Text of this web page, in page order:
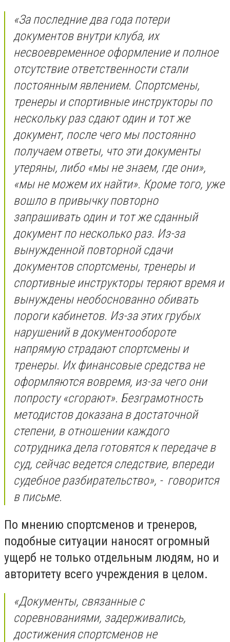
«За последние два года потери
документов внутри клуба, их
несвоевременное оформление и полное
отсутствие ответственности стали
постоянным явлением. Спортсмены,
тренеры и спортивные инструкторы по
нескольку раз сдают один и тот же
документ, после чего мы постоянно
получаем ответы, что эти документы
утеряны, либо «мы не знаем, где они»,
«мы не можем их найти». Кроме того, уже
вошло в привычку повторно
запрашивать один и тот же сданный
документ по несколько раз. Из-за
вынужденной повторной сдачи
документов спортсмены, тренеры и
спортивные инструкторы теряют время и
вынуждены необоснованно обивать
пороги кабинетов. Из-за этих грубых
нарушений в документообороте
напрямую страдают спортсмены и
тренеры. Их финансовые средства не
оформляются вовремя, из-за чего они
попросту «сгорают». Безграмотность
методистов доказана в достаточной
степени, в отношении каждого
сотрудника дела готовятся к передаче в
суд, сейчас ведется следствие, впереди
судебное разбирательство», - говорится
в письме.
По мнению спортсменов и тренеров,
подобные ситуации наносят огромный
ущерб не только отдельным людям, но и
авторитету всего учреждения в целом.
«Документы, связанные с
соревнованиями, задерживались,
достижения спортсменов не